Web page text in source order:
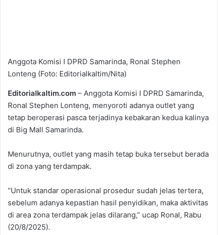
Anggota Komisi I DPRD Samarinda, Ronal Stephen
Lonteng (Foto: Editorialkaltim/Nita)
Editorialkaltim.com – Anggota Komisi I DPRD Samarinda,
Ronal Stephen Lonteng, menyoroti adanya outlet yang
tetap beroperasi pasca terjadinya kebakaran kedua kalinya
di Big Mall Samarinda.
Menurutnya, outlet yang masih tetap buka tersebut berada
di zona yang terdampak.
“Untuk standar operasional prosedur sudah jelas tertera,
sebelum adanya kepastian hasil penyidikan, maka aktivitas
di area zona terdampak jelas dilarang,” ucap Ronal, Rabu
(20/8/2025).